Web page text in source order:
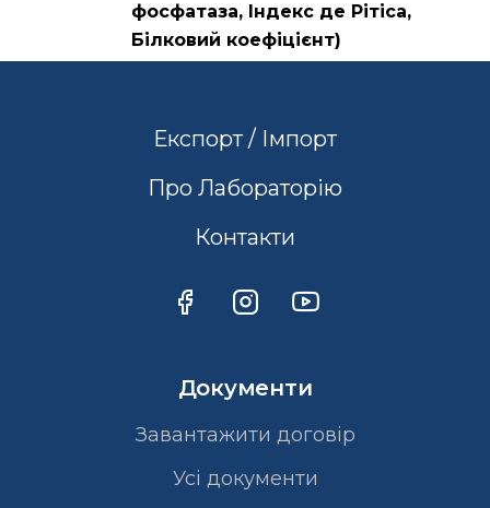
фосфатаза, Індекс де Рітіса,
Білковий коефіцієнт)
Експорт / Імпорт
Про Лабораторію
Контакти
Документи
Завантажити договір
Усі документи